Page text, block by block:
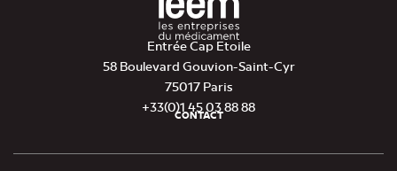
Entrée Cap Etoile
58 Boulevard Gouvion-Saint-Cyr
75017 Paris
+33(0)1 45 03 88 88
de
CONTACT